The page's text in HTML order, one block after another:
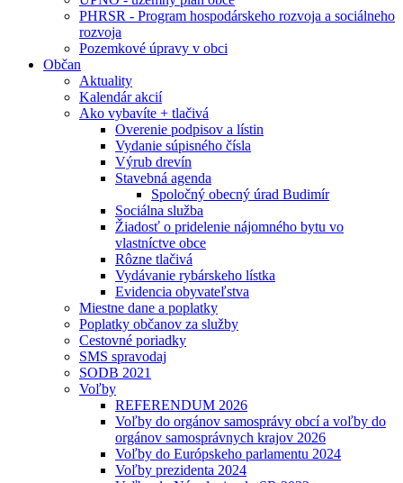
PHRSR - Program hospodárskeho rozvoja a sociálneho
rozvoja
Pozemkové úpravy v obci
Občan
Aktuality
Kalendár akcií
Ako vybavíte + tlačivá
Overenie podpisov a lístin
Vydanie súpisného čísla
Výrub drevín
Stavebná agenda
Spoločný obecný úrad Budimír
Sociálna služba
Žiadosť o pridelenie nájomného bytu vo
vlastníctve obce
Rôzne tlačivá
Vydávanie rybárskeho lístka
Evidencia obyvateľstva
Miestne dane a poplatky
Poplatky občanov za služby
Cestovné poriadky
SMS spravodaj
SODB 2021
Voľby
REFERENDUM 2026
Voľby do orgánov samosprávy obcí a voľby do
orgánov samosprávnych krajov 2026
Voľby do Európskeho parlamentu 2024
Voľby prezidenta 2024